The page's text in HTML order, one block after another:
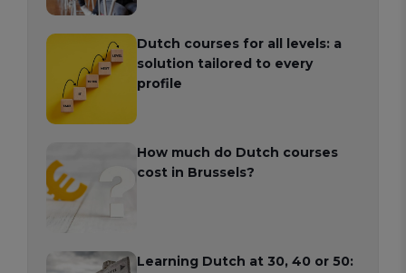
Dutch courses for all levels: a
solution tailored to every
profile
How much do Dutch courses
cost in Brussels?
Learning Dutch at 30, 40 or 50: